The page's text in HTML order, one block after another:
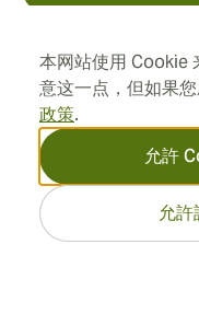
本网站使用 Cookie
意这一点，但如果
政策.
允許
允許
地址
資訊